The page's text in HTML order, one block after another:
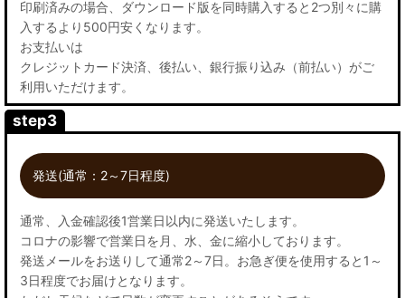
印刷済みの場合、ダウンロード版を同時購入すると2つ別々に購
入するより500円安くなります。
お支払いは
クレジットカード決済、後払い、銀行振り込み（前払い）がご
利用いただけます。
step3
発送(通常：2～7日程度)
通常、入金確認後1営業日以内に発送いたします。
コロナの影響で営業日を月、水、金に縮小しております。
発送メールをお送りして通常2～7日。お急ぎ便を使用すると1～
3日程度でお届けとなります。